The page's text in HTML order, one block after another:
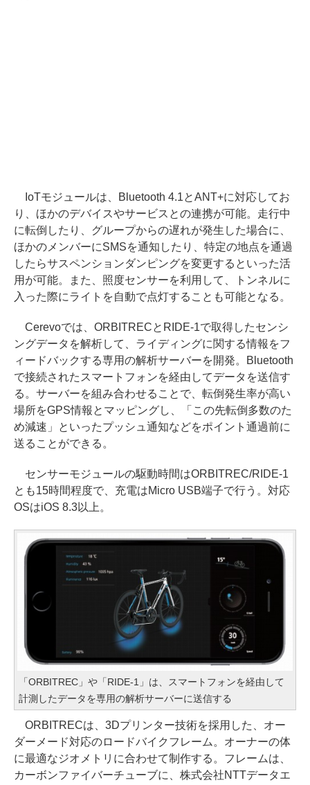
IoTモジュールは、Bluetooth 4.1とANT+に対応してお
り、ほかのデバイスやサービスとの連携が可能。走行中
に転倒したり、グループからの遅れが発生した場合に、
ほかのメンバーにSMSを通知したり、特定の地点を通過
したらサスペンションダンピングを変更するといった活
用が可能。また、照度センサーを利用して、トンネルに
入った際にライトを自動で点灯することも可能となる。
Cerevoでは、ORBITRECとRIDE-1で取得したセンシ
ングデータを解析して、ライディングに関する情報をフ
ィードバックする専用の解析サーバーを開発。Bluetooth
で接続されたスマートフォンを経由してデータを送信す
る。サーバーを組み合わせることで、転倒発生率が高い
場所をGPS情報とマッピングし、「この先転倒多数のた
め減速」といったプッシュ通知などをポイント通過前に
送ることができる。
センサーモジュールの駆動時間はORBITREC/RIDE-1
とも15時間程度で、充電はMicro USB端子で行う。対応
OSはiOS 8.3以上。
「ORBITREC」や「RIDE-1」は、スマートフォンを経由して
計測したデータを専用の解析サーバーに送信する
ORBITRECは、3Dプリンター技術を採用した、オー
ダーメード対応のロードバイクフレーム。オーナーの体
に最適なジオメトリに合わせて制作する。フレームは、
カーボンファイバーチューブに、株式会社NTTデータエ